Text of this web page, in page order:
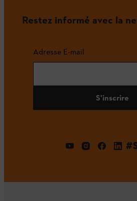
Restez informé avec la
Adresse E-mail
S'inscrire